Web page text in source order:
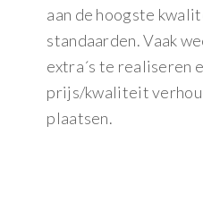
aan de hoogste
standaarden. Vaak
extra´s te realiseren
prijs/kwaliteit
plaatsen.